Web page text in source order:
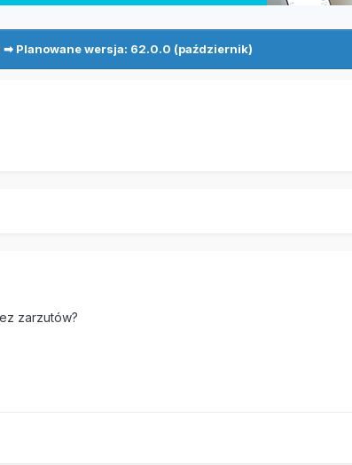
➡ Planowane wersja: 62.0.0 (październik)
zarzutów?